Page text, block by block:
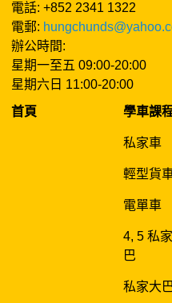
電話: +852 2341 1322
電郵:
辦公時間:
星期一至五 09:00-20:00
星期六日 11:00-20:00
首頁
學車課
私家車
輕型貨
電單車
4, 5 私
巴
私家大